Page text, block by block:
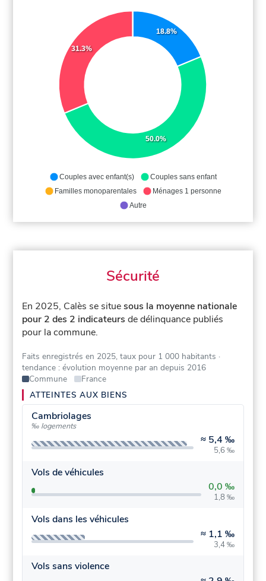
18.8%
50.0%
31.3%
Couples avec enfant(s)
Couples sans enfant
Familles monoparentales
Ménages 1 personne
Autre
Sécurité
En 2025, Calès se situesous la moyenne nationale
pour 2 des 2 indicateurs de délinquance publiés
pour la commune.
Faits enregistrés en 2025, taux pour 1 000 habitants ·
tendance : évolution moyenne par an depuis 2016
Commune
France
ATTEINTES AUX BIENS
Cambriolages
‰ logements
≈ 5,4 ‰
5,6 ‰
Vols de véhicules
0,0 ‰
1,8 ‰
Vols dans les véhicules
≈ 1,1 ‰
3,4 ‰
Vols sans violence